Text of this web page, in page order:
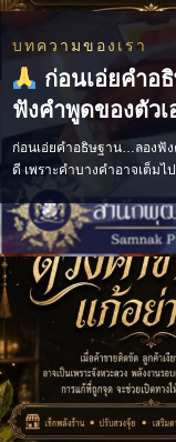
บทความของเรา
ก่อนเอ่ยคำอ
ฟังคำพูดของตัวเ
ก่อนเอ่ยคำอธิษฐาน…ลองฟัง
ดี เพราะคำบางคำอาจเต็มไ
ความกลัว หรือเจตนาที่ส่งผล
ตัว ควรอธิษฐานด้วยถ้อยคำ
เปี่ยมด้วยเจตนาดี เพื่อให้ใจ
พร้อมก้าวไปสู่สิ่งที่ปรารถนา
คำพูดแบบไหนเวลาอธิษฐา
#พลัง